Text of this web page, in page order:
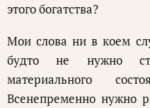
этого богатства?
Мои слова ни в коем
будто не нужно
материального
Всенепременно нужно